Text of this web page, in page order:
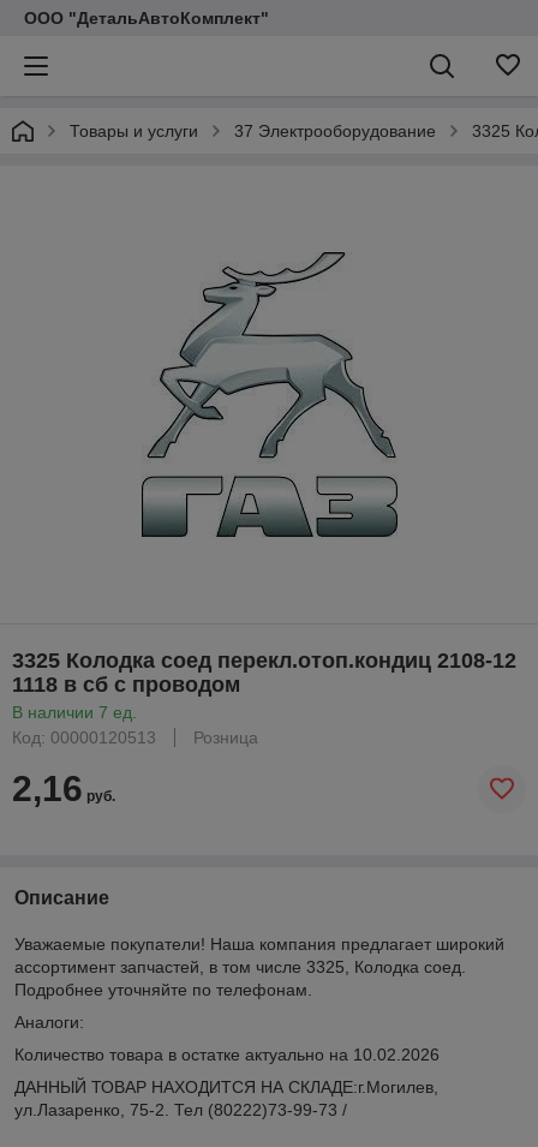
ООО "ДетальАвтоКомплект"
Товары и услуги 37 Электрооборудование 3325
3325 Колодка соед перекл.отоп.кондиц 2108-12
1118 в сб с проводом
В наличии 7 ед.
Код: 00000120513
Розница
2,16 руб.
Описание
Уважаемые покупатели! Наша компания предлагает широкий
ассортимент запчастей, в том числе 3325, Колодка соед.
Подробнее уточняйте по телефонам.
Аналоги:
Количество товара в остатке актуально на 10.02.2026
ДАННЫЙ ТОВАР НАХОДИТСЯ НА СКЛАДE:г.Могилев,
ул.Лазаренко, 75-2. Тел (80222)73-99-73 /